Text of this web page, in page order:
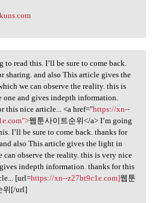
to read this. I’ll
to read this. I’ll be sure to come back.
sharing. and also This article gives the
we can observe the reality. this is
one and gives indepth information.
this nice article... <a href="https://xn--
웹툰사이트순위</a> I’m going
I’ll be sure to come back. thanks for
also This article gives the light in
can observe the reality. this is very nice
indepth information. thanks for this
[url=https://xn--z27bt9c1e.com]웹툰
위[/url]